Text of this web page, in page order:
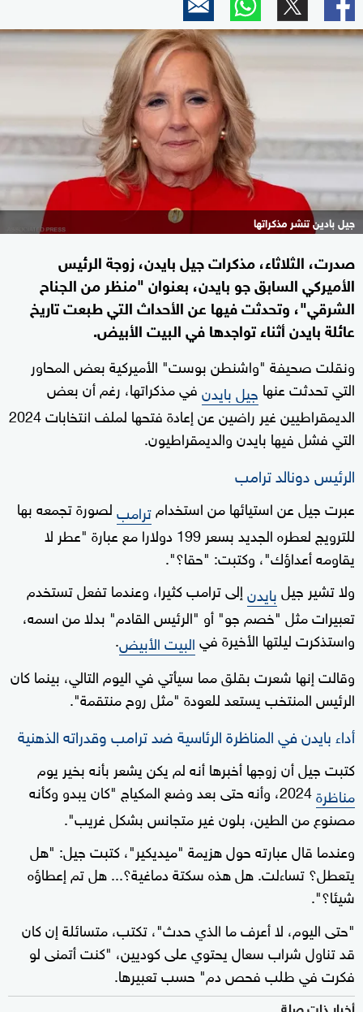
جيل بادين تنشر مذكراتها
صدرت، الثلاثاء، مذكرات جيل بايدن، زوجة الرئيس
الأميركي السابق جو بايدن، بعنوان "منظر من الجناح
الشرقي"، وتحدثت فيها عن الأحداث التي طبعت تاريخ
عائلة بايدن أثناء تواجدها في البيت الأبيض.
ونقلت صحيفة "واشنطن بوست" الأميركية بعض المحاور
التي تحدثت عنها جيل بايدنفي مذكراتها، رغم أن بعض
الديمقراطيين غير راضين عن إعادة فتحها لملف انتخابات 2024
التي فشل فيها بايدن والديمقراطيون.
الرئيس دونالد ترامب
عبرت جيل عن استيائها من استخدامترامبلصورة تجمعه بها
للترويج لعطره الجديد بسعر 199 دولارا مع عبارة "عطر لا
يقاومه أعداؤك"، وكتبت: "حقا؟".
ولا تشير جيلبايدنإلى ترامب كثيرا، وعندما تفعل تستخدم
تعبيرات مثل "خصم جو" أو "الرئيس القادم" بدلا من اسمه،
واستذكرت ليلتها الأخيرة فيالبيت الأبيض.
وقالت إنها شعرت بقلق مما سيأتي في اليوم التالي، بينما كان
الرئيس المنتخب يستعد للعودة "مثل روح منتقمة".
أداء بايدن في المناظرة الرئاسية ضد ترامب وقدراته الذهنية
كتبت جيل أن زوجها أخبرها أنه لم يكن يشعر بأنه بخير يوم
مناظرة
2024، وأنه حتى بعد وضع المكياج "كان يبدو وكأنه
مصنوع من الطين، بلون غير متجانس بشكل غريب".
وعندما قال عبارته حول هزيمة "ميديكير"، كتبت جيل: "هل
يتعطل؟ تساءلت. هل هذه سكتة دماغية؟... هل تم إعطاؤه
شيئا؟".
"حتى اليوم، لا أعرف ما الذي حدث"، تكتب، متسائلة إن كان
قد تناول شراب سعال يحتوي على كوديين، "كنت أتمنى لو
فكرت في طلب فحص دم" حسب تعبيرها.
أخبار ذات صلة